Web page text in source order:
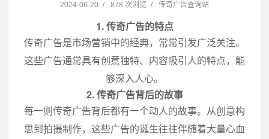
2024-06-20 / 878 次浏览 / 传奇广告查询站
1. 传奇广告的特点
传奇广告是市场营销中的经典，常常引发广泛关注。
这些广告通常具有创意独特、内容吸引人的特点，能
够深入人心。
2. 传奇广告背后的故事
每一则传奇广告背后都有一个动人的故事。从创意构
思到拍摄制作，这些广告的诞生往往伴随着大量心血